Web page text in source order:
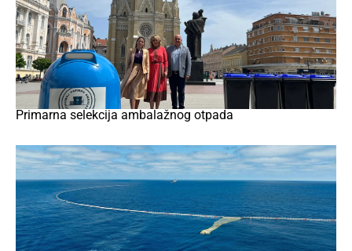
Primarna selekcija ambalažnog otpada